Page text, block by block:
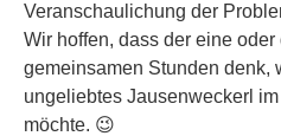
Veranschaulichung der
Wir hoffen, dass der eine
gemeinsamen Stunden denk,
ungeliebtes Jausenweckerl
möchte. 😉